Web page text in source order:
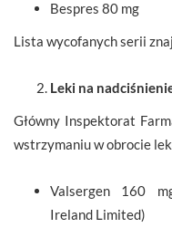
Bespres 80 mg
Lista wycofanych serii
Leki na
Główny Inspektorat
wstrzymaniu w obrocie
Valsergen 160
Ireland Limited)